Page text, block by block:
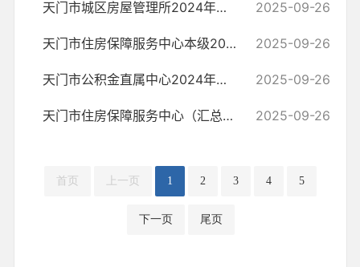
天门市城区房屋管理所2024年度部门决算 2025-09-26
天门市住房保障服务中心本级2024年度部门决算 2025-09-26
天门市公积金直属中心2024年度决算公开 2025-09-26
天门市住房保障服务中心（汇总）2024年度部门决算 2025-09-26
首页 上一页 1 2 3 4 5
下一页 尾页